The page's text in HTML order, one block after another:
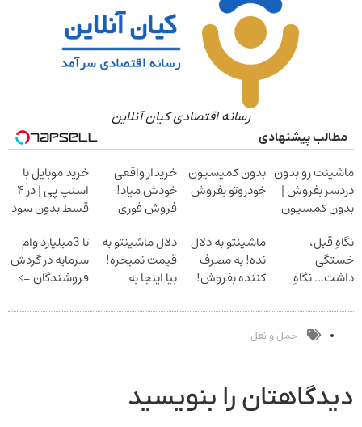
رسانه اقتصادی کیان آنلاین
مطالب پیشنهادی
ماشینت رو بدون
دردسر بفروش |
بدون کمسیون
بدون کمیسیون
خودروتو بفروش
خریدار واقعی
خودش میاد!
فروش فوری
مکانیک
خرید موبایل با
اسنپ پی | در ۴
قسط بدون سود
نگاهِ قبل،
خستگی
داشت... نگاهِ
بلفا با 25%
تخفیف
ماشینتو به دلال
نده! به مصرف
کننده بفروش!
یک تماس
دلال ماشینتو به
قیمت نمیخره!
بیا اینجا به
بفروش*فقط
تا 3میلیارد وام
سرمایه در گردش
فروشندگان =>
ثبت کن
حمل و نقل
دیدگاهتان را بنویسید